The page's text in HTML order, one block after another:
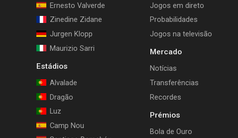
Ernesto Valverde
Zinedine Zidane
Jurgen Klopp
Maurizio Sarri
Estádios
Alvalade
Dragão
Luz
Camp Nou
Jogos em direto
Probabilidades
Jogos na televisão
Mercado
Notícias
Transferências
Recordes
Prémios
Bola de Ouro